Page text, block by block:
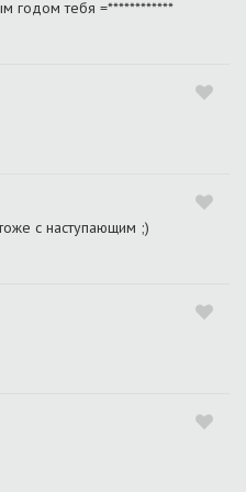
годом тебя =************
с наступающим ;)